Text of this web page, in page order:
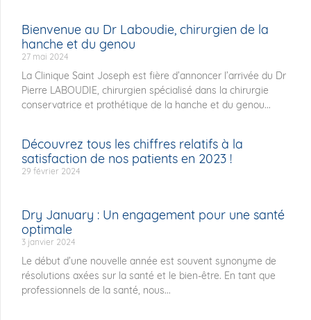
Bienvenue au Dr Laboudie, chirurgien de la
hanche et du genou
27 mai 2024
La Clinique Saint Joseph est fière d’annoncer l’arrivée du Dr
Pierre LABOUDIE, chirurgien spécialisé dans la chirurgie
conservatrice et prothétique de la hanche et du genou...
Découvrez tous les chiffres relatifs à la
satisfaction de nos patients en 2023 !
29 février 2024
Dry January : Un engagement pour une santé
optimale
3 janvier 2024
Le début d’une nouvelle année est souvent synonyme de
résolutions axées sur la santé et le bien-être. En tant que
professionnels de la santé, nous...